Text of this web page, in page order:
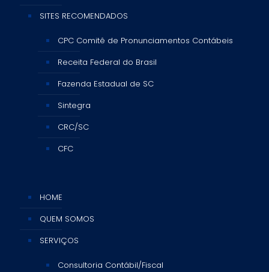
SITES RECOMENDADOS
CPC Comitê de Pronunciamentos Contábeis
Receita Federal do Brasil
Fazenda Estadual de SC
Sintegra
CRC/SC
CFC
HOME
QUEM SOMOS
SERVIÇOS
Consultoria Contábil/Fiscal